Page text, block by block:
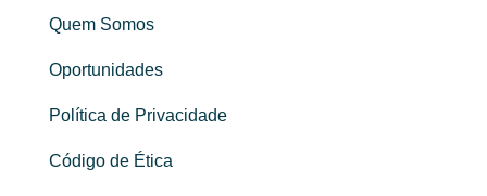
Quem Somos
Oportunidades
Política de Privacidade
Código de Ética